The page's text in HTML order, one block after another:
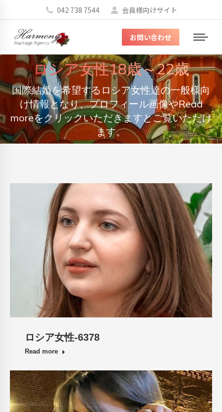
042 738 7544 会員様向けサイト
メ
ニ
ュ
ー
お問い合わせ
ロシア女性18歳～22歳
国際結婚を希望するロシア女性達の一般様向
け情報となり、プロフィール画像やRead
moreをクリックいただきますとご覧いただけ
ます。
You are here:
ロシア女性-6378
Read more